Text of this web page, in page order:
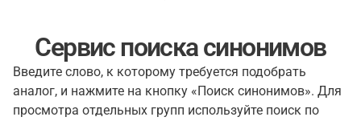
Сервис поиска синонимов
Введите слово, к которому требуется подобрать
аналог, и нажмите на кнопку «Поиск синонимов». Для
просмотра отдельных групп используйте поиск по